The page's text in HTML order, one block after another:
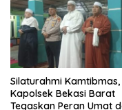
Silaturahmi Kamtibmas,
Kapolsek Bekasi Barat
Tegaskan Peran Umat